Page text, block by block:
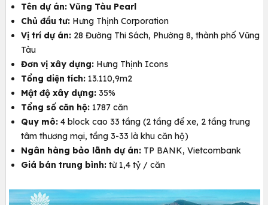
Tên dự án: Vũng Tàu Pearl
Chủ đầu tư: Hưng Thịnh Corporation
Vị trí dự án: 28 Đường Thi Sách, Phường 8, thành phố Vũng
Tàu
Đơn vị xây dựng: Hưng Thịnh Icons
Tổng diện tích: 13.110,9m2
Mật độ xây dựng: 35%
Tổng số căn hộ: 1787 căn
Quy mô: 4 block cao 33 tầng (2 tầng để xe, 2 tầng trung
tâm thương mại, tầng 3-33 là khu căn hộ)
Ngân hàng bảo lãnh dự án: TP BANK, Vietcombank
Giá bán trung bình: từ 1,4 tỷ / căn